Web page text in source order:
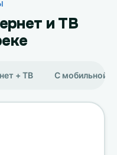
и ТВ
+ ТВ С мобильной